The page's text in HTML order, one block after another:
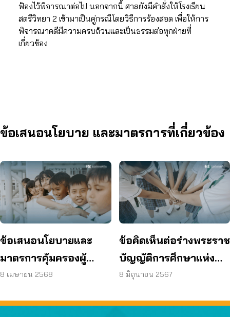
ฟ้องไว้พิจารณาต่อไป นอกจากนี้ ศาลยังมีคำสั่งให้โรงเรียน
สตรีวิทยา 2 เข้ามาเป็นคู่กรณีโดยวิธีการร้องสอด เพื่อให้การ
พิจารณาคดีมีความครบถ้วนและเป็นธรรมต่อทุกฝ่ายที่
เกี่ยวข้อง
ข้อเสนอนโยบาย และมาตรการที่เกี่ยวข้อง
ข้อเสนอนโยบายและ
มาตรการคุ้มครองผู้
บริโภคต่อประเด็น เรื่อง
ร่างกายและจิตใจใน
8 เมษายน 2568
ข้อคิดเห็นต่อร่างพระราช
บัญญัติการศึกษาแห่ง
ชาติ พ.ศ. ….
8 มิถุนายน 2567